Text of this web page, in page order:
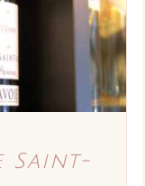
Saint-